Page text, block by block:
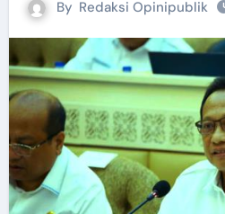
By Redaksi Opinipublik